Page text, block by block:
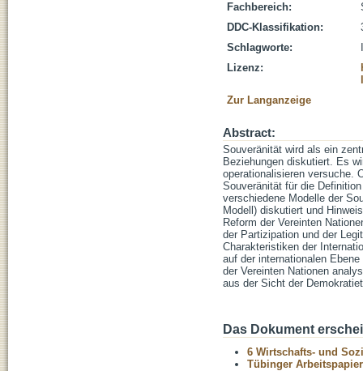
Fachbereich:
DDC-Klassifikation:
Schlagworte:
Lizenz:
Zur Langanzeige
Abstract:
Souveränität wird als ein
Beziehungen diskutiert. Es
operationalisieren versuche.
Souveränität für die
verschiedene Modelle der
Modell) diskutiert und
Reform der Vereinten
der Partizipation und der
Charakteristiken der
auf der internationalen
der Vereinten Nationen
aus der Sicht der
Das Dokument
6 Wirtschafts- und
Tübinger